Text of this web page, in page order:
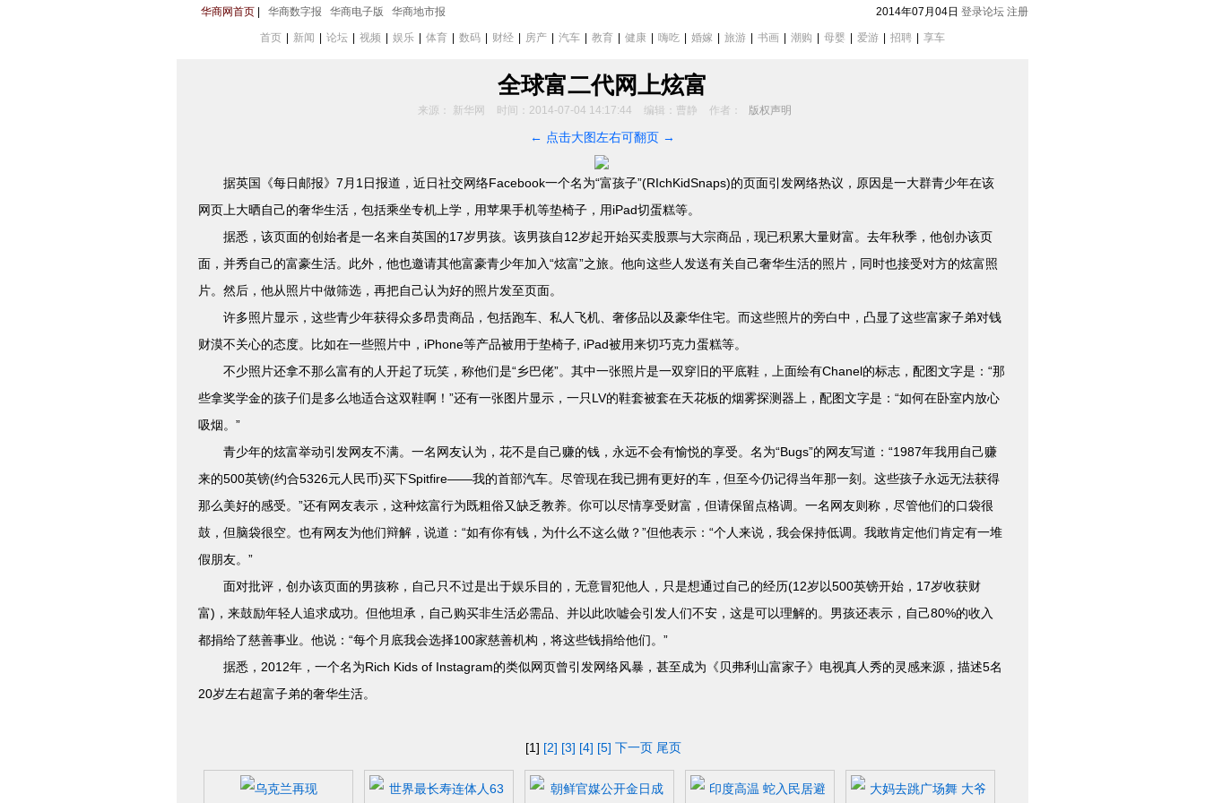
华商网首页 华商数字报 华商电子版 华商地市报 2014年07月04日 登录论坛 注册
首页 新闻 论坛 视频 娱乐 体育 数码 财经 房产 汽车 教育 健康 嗨吃 婚嫁 旅游 书画 潮购 母婴 爱游 招聘 享车
全球富二代网上炫富
来源： 新华网 时间：2014-07-04 14:17:44 编辑：曹静 作者： 版权声明
← 点击大图左右可翻页 →
据英国《每日邮报》7月1日报道，近日社交网络Facebook一个名为“富孩子”(RIchKidSnaps)的页面引发网络热议，原因是一大群青少年在该
网页上大晒自己的奢华生活，包括乘坐专机上学，用苹果手机等垫椅子，用iPad切蛋糕等。
据悉，该页面的创始者是一名来自英国的17岁男孩。该男孩自12岁起开始买卖股票与大宗商品，现已积累大量财富。去年秋季，他创办该页
面，并秀自己的富豪生活。此外，他也邀请其他富豪青少年加入“炫富”之旅。他向这些人发送有关自己奢华生活的照片，同时也接受对方的炫富照
片。然后，他从照片中做筛选，再把自己认为好的照片发至页面。
许多照片显示，这些青少年获得众多昂贵商品，包括跑车、私人飞机、奢侈品以及豪华住宅。而这些照片的旁白中，凸显了这些富家子弟对钱
财漠不关心的态度。比如在一些照片中，iPhone等产品被用于垫椅子, iPad被用来切巧克力蛋糕等。
不少照片还拿不那么富有的人开起了玩笑，称他们是“乡巴佬”。其中一张照片是一双穿旧的平底鞋，上面绘有Chanel的标志，配图文字是：“那
些拿奖学金的孩子们是多么地适合这双鞋啊！”还有一张图片显示，一只LV的鞋套被套在天花板的烟雾探测器上，配图文字是：“如何在卧室内放心
吸烟。”
青少年的炫富举动引发网友不满。一名网友认为，花不是自己赚的钱，永远不会有愉悦的享受。名为“Bugs”的网友写道：“1987年我用自己赚
来的500英镑(约合5326元人民币)买下Spitfire——我的首部汽车。尽管现在我已拥有更好的车，但至今仍记得当年那一刻。这些孩子永远无法获得
那么美好的感受。”还有网友表示，这种炫富行为既粗俗又缺乏教养。你可以尽情享受财富，但请保留点格调。一名网友则称，尽管他们的口袋很
鼓，但脑袋很空。也有网友为他们辩解，说道：“如有你有钱，为什么不这么做？”但他表示：“个人来说，我会保持低调。我敢肯定他们肯定有一堆
假朋友。”
面对批评，创办该页面的男孩称，自己只不过是出于娱乐目的，无意冒犯他人，只是想通过自己的经历(12岁以500英镑开始，17岁收获财
富)，来鼓励年轻人追求成功。但他坦承，自己购买非生活必需品、并以此吹嘘会引发人们不安，这是可以理解的。男孩还表示，自己80%的收入
都捐给了慈善事业。他说：“每个月底我会选择100家慈善机构，将这些钱捐给他们。”
据悉，2012年，一个名为Rich Kids of Instagram的类似网页曾引发网络风暴，甚至成为《贝弗利山富家子》电视真人秀的灵感来源，描述5名
20岁左右超富子弟的奢华生活。
[1] [2] [3] [4] [5] 下一页 尾页